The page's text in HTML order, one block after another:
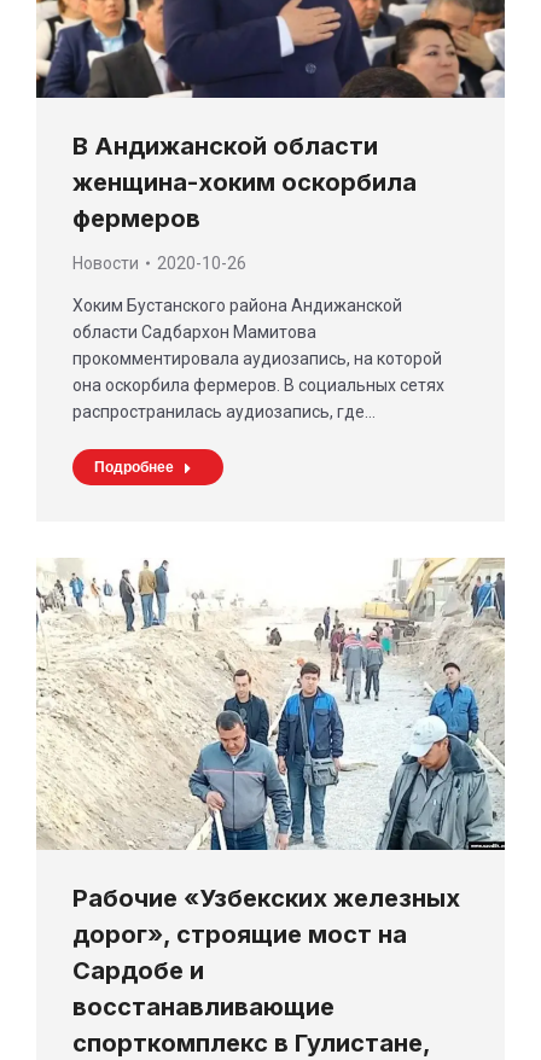
В Андижанской области
женщина-хоким оскорбила
фермеров
Новости 2020-10-26
Хоким Бустанского района Андижанской
области Садбархон Мамитова
прокомментировала аудиозапись, на которой
она оскорбила фермеров. В социальных сетях
распространилась аудиозапись, где…
Подробнее
Рабочие «Узбекских железных
дорог», строящие мост на
Сардобе и
восстанавливающие
спорткомплекс в Гулистане,